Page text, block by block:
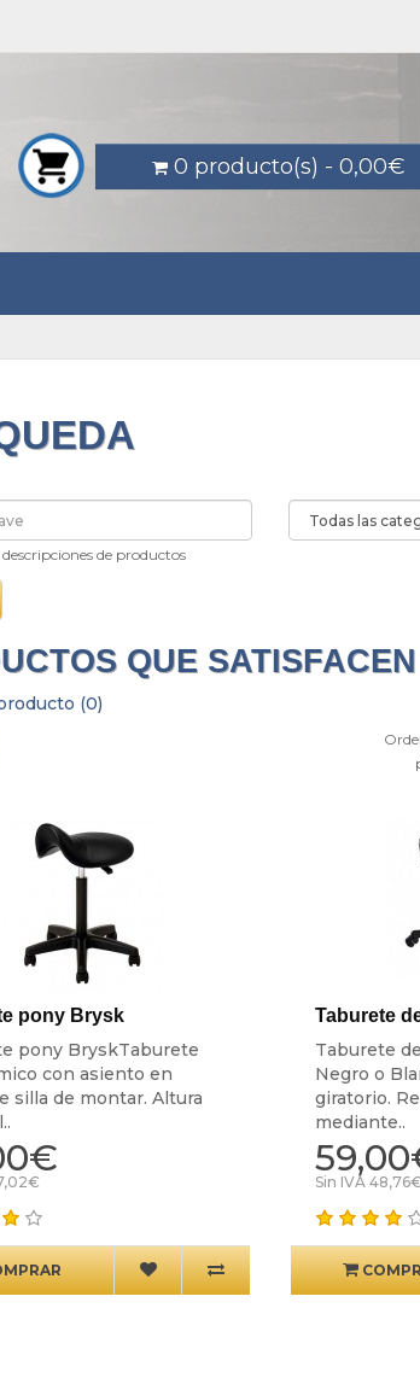
0 producto(s) - 0,00€
de productos
QUE
(0)
pony Brysk
pony BryskTaburete
con asiento en
silla de montar. Altura
Taburete
Taburete
Negro o
giratorio.
mediante..
Sin IVA 48,76€